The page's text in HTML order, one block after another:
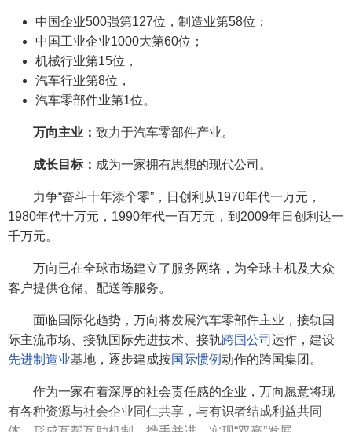
中国企业500强第127位，制造业第58位；
中国工业企业1000大第60位；
机械行业第15位，
汽车行业第8位，
汽车零部件业第1位。
万向主业： 致力于汽车零部件产业。
成长目标： 成为一家拥有思想的现代公司。
力争“奋斗十年添个零”，日创利从1970年代一万元，
1980年代十万元，1990年代一百万元，到2009年日创利达一
千万元。
万向已在全球市场建立了服务网络，为全球主机及大众
客户提供仓储、配送等服务。
面临国际化趋势，万向将发展汽车零部件主业，接轨国
际主流市场、接轨国际先进技术、接轨跨国公司 运作，建设
先进制造业基地，逐步建成按国际惯例动作的跨国集团。
作为一家有着深厚的社会责任感的企业，万向愿意将现
有各种资源与社会企业同仁共享，与有识者结成利益共同